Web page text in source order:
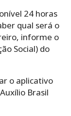
24 horas
qual será o
informe o
Social) do
o aplicativo
Brasil